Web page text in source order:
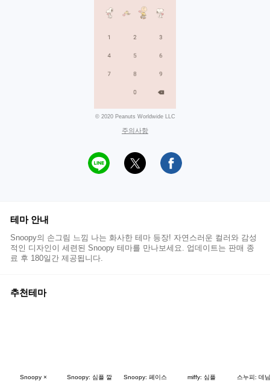
© 2020 Peanuts Worldwide LLC
주의사항
테마 안내
Snoopy의 손그림 느낌 나는 화사한 테마 등장! 자연스러운 컬러와 감성
적인 디자인이 세련된 Snoopy 테마를 만나보세요. 업데이트는 판매 종
료 후 180일간 제공됩니다.
추천테마
Snoopy × Snoopy: 심플 깔 Snoopy: 페이스 miffy: 심플 스누피: 데